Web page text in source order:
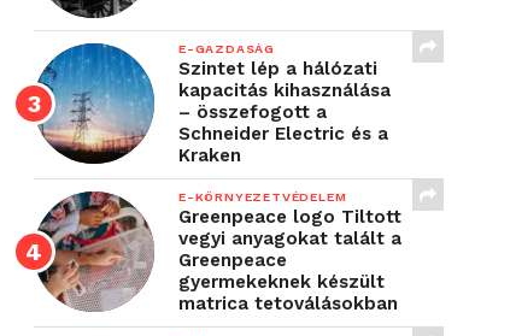
E-GAZDASÁG
Szintet lép a hálózati
kapacitás kihasználása
– összefogott a
Schneider Electric és a
Kraken
E-KÖRNYEZETVÉDELEM
Greenpeace logo Tiltott
vegyi anyagokat talált a
Greenpeace
gyermekeknek készült
matrica tetoválásokban